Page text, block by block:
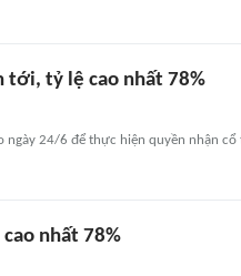
tới, tỷ lệ cao nhất 78%
ngày 24/6 để thực hiện quyền nhận
nhất 78%